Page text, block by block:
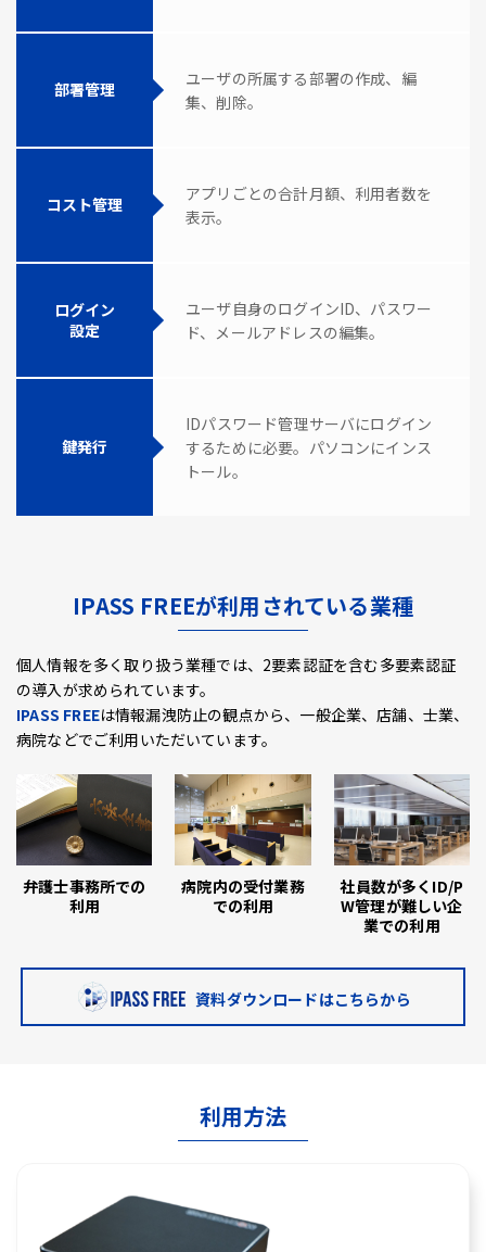
部署管理
ユーザの所属する部署の作成、編
集、削除。
コスト管理
アプリごとの合計月額、利用者数を
表示。
ログイン
設定
ユーザ自身のログインID、パスワー
ド、メールアドレスの編集。
鍵発行
IDパスワード管理サーバにログイン
するために必要。パソコンにインス
トール。
IPASS FREEが利用されている業種
個人情報を多く取り扱う業種では、2要素認証を含む多要素認証
の導入が求められています。
IPASS FREEは情報漏洩防止の観点から、一般企業、店舗、士業、
病院などでご利用いただいています。
弁護士事務所での
利用
病院内の受付業務
での利用
社員数が多くID/P
W管理が難しい企
業での利用
資料ダウンロードはこちらから
利用方法